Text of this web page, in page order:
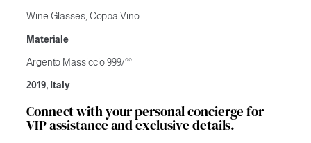
Wine Glasses, Coppa Vino
Materiale
Argento Massiccio 999/°°
2019, Italy
Connect with your personal concierge for
VIP assistance and exclusive details.